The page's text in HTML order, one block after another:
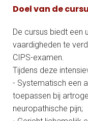
Doel van de
De cursus biedt een
vaardigheden te
CIPS-examen.
Tijdens deze
- Systematisch een
toepassen bij
neuropathische pijn;